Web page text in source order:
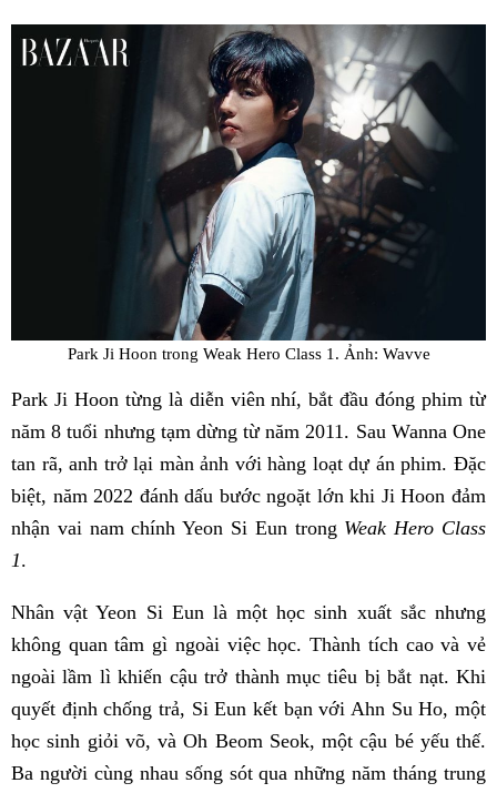
Park Ji Hoon trong Weak Hero Class 1. Ảnh: Wavve
Park Ji Hoon từng là diễn viên nhí, bắt đầu đóng phim từ
năm 8 tuổi nhưng tạm dừng từ năm 2011. Sau Wanna One
tan rã, anh trở lại màn ảnh với hàng loạt dự án phim. Đặc
biệt, năm 2022 đánh dấu bước ngoặt lớn khi Ji Hoon đảm
nhận vai nam chính Yeon Si Eun trong Weak Hero Class
1.
Nhân vật Yeon Si Eun là một học sinh xuất sắc nhưng
không quan tâm gì ngoài việc học. Thành tích cao và vẻ
ngoài lầm lì khiến cậu trở thành mục tiêu bị bắt nạt. Khi
quyết định chống trả, Si Eun kết bạn với Ahn Su Ho, một
học sinh giỏi võ, và Oh Beom Seok, một cậu bé yếu thế.
Ba người cùng nhau sống sót qua những năm tháng trung